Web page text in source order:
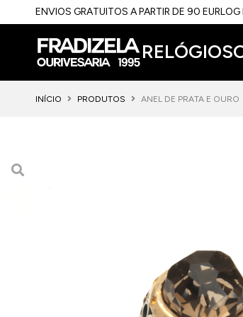
ENVIOS GRATUITOS A PARTIR DE 90 EURLOG
RELÓGIOS
INÍCIO PRODUTOS ANEL DE PRATA E OURO